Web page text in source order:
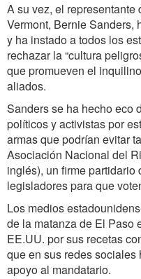
A su vez, el
Vermont, Bernie Sanders,
y ha instado a todos los
rechazar la “cultura
que promueven el
aliados.
Sanders se ha hecho eco
políticos y activistas por
armas que podrían evitar
Asociación Nacional del
inglés), un firme partidario
legisladores para que
Los medios
de la matanza de El Paso
EE.UU. por sus recetas
que en sus redes
apoyo al mandatario.